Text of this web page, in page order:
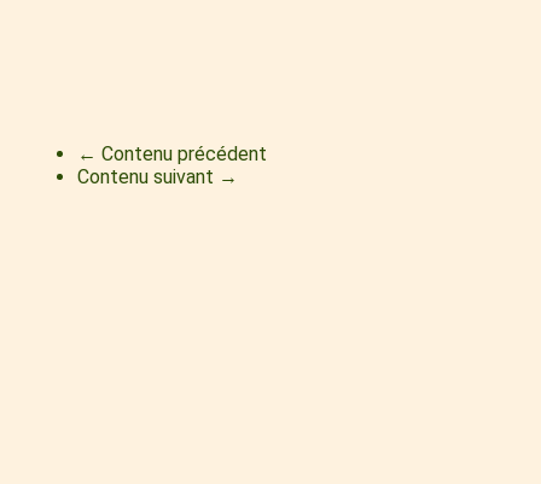
← Contenu précédent
Contenu suivant →